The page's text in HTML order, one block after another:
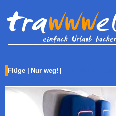
Flüge Nur weg!